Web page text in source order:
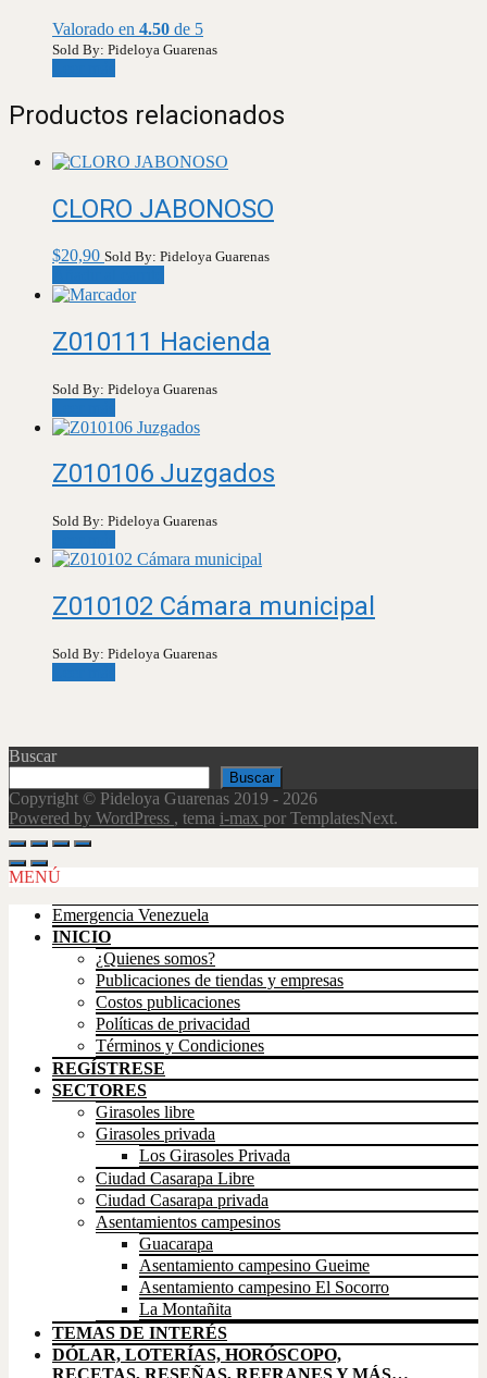
Valorado en 4.50 de 5
Sold By: Pideloya Guarenas
Productos relacionados
CLORO JABONOSO
$20,90 Sold By: Pideloya Guarenas
Z010111 Hacienda
Sold By: Pideloya Guarenas
Z010106 Juzgados
Sold By: Pideloya Guarenas
Z010102 Cámara municipal
Sold By: Pideloya Guarenas
Buscar
Buscar
Copyright © Pideloya Guarenas 2019 - 2026
Powered by WordPress , tema i-max por TemplatesNext.
Scroll
Up
MENÚ
Emergencia Venezuela
INICIO
¿Quienes somos?
Publicaciones de tiendas y empresas
Costos publicaciones
Políticas de privacidad
Términos y Condiciones
REGÍSTRESE
SECTORES
Girasoles libre
Girasoles privada
Los Girasoles Privada
Ciudad Casarapa Libre
Ciudad Casarapa privada
Asentamientos campesinos
Guacarapa
Asentamiento campesino Gueime
Asentamiento campesino El Socorro
La Montañita
TEMAS DE INTERÉS
DÓLAR, LOTERÍAS, HORÓSCOPO,
RECETAS, RESEÑAS, REFRANES Y MÁS…